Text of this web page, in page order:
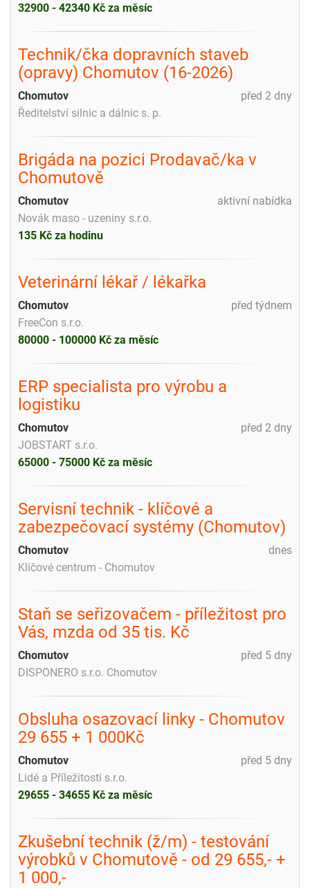
32900 - 42340 Kč za měsíc
Technik/čka dopravních staveb
(opravy) Chomutov (16-2026)
před 2 dny
Chomutov
Ředitelství silnic a dálnic s. p.
Brigáda na pozici Prodavač/ka v
Chomutově
aktivní nabídka
Chomutov
Novák maso - uzeniny s.r.o.
135 Kč za hodinu
Veterinární lékař / lékařka
před týdnem
Chomutov
FreeCon s.r.o.
80000 - 100000 Kč za měsíc
ERP specialista pro výrobu a
logistiku
před 2 dny
Chomutov
JOBSTART s.r.o.
65000 - 75000 Kč za měsíc
Servisní technik - klíčové a
zabezpečovací systémy (Chomutov)
dnes
Chomutov
Klíčové centrum - Chomutov
Staň se seřizovačem - příležitost pro
Vás, mzda od 35 tis. Kč
před 5 dny
Chomutov
DISPONERO s.r.o. Chomutov
Obsluha osazovací linky - Chomutov
29 655 + 1 000Kč
před 5 dny
Chomutov
Lidé a Příležitosti s.r.o.
29655 - 34655 Kč za měsíc
Zkušební technik (ž/m) - testování
výrobků v Chomutově - od 29 655,- +
1 000,-